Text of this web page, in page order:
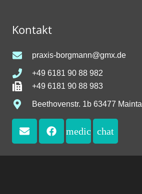
Kontakt
praxis-borgmann@gmx.de
+49 6181 90 88 982
+49 6181 90 88 983
Beethovenstr. 1b 63477 Maintal
medical_services
chat